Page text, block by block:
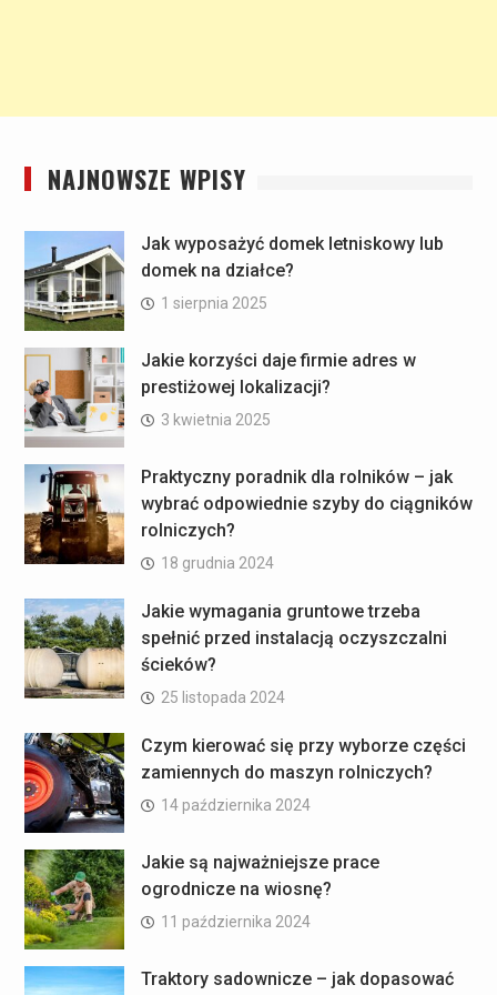
NAJNOWSZE WPISY
Jak wyposażyć domek letniskowy lub
domek na działce?
1 sierpnia 2025
Jakie korzyści daje firmie adres w
prestiżowej lokalizacji?
3 kwietnia 2025
Praktyczny poradnik dla rolników – jak
wybrać odpowiednie szyby do ciągników
rolniczych?
18 grudnia 2024
Jakie wymagania gruntowe trzeba
spełnić przed instalacją oczyszczalni
ścieków?
25 listopada 2024
Czym kierować się przy wyborze części
zamiennych do maszyn rolniczych?
14 października 2024
Jakie są najważniejsze prace
ogrodnicze na wiosnę?
11 października 2024
Traktory sadownicze – jak dopasować